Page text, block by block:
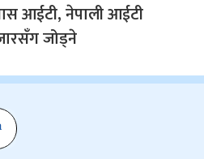
आईटी, नेपाली आईटी
जोड्ने